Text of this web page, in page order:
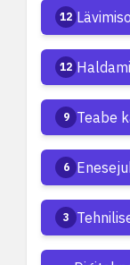
12
12
9 Teabe
6
3